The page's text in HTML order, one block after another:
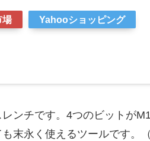
場 Yahooショッピング
ンチです。4つのビットが
末永く使えるツールです。